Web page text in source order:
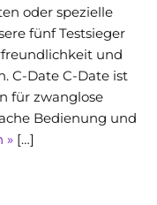
oder spezielle
fünf Testsieger
und
C-Date C-Date ist
für zwanglose
Bedienung und
» […]